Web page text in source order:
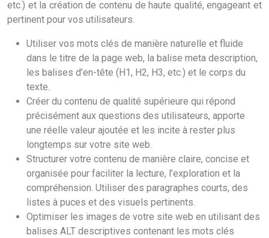
etc.) et la création de contenu de haute qualité, engageant et
pertinent pour vos utilisateurs.
Utiliser vos mots clés de manière naturelle et fluide
dans le titre de la page web, la balise meta description,
les balises d’en-tête (H1, H2, H3, etc.) et le corps du
texte.
Créer du contenu de qualité supérieure qui répond
précisément aux questions des utilisateurs, apporte
une réelle valeur ajoutée et les incite à rester plus
longtemps sur votre site web.
Structurer votre contenu de manière claire, concise et
organisée pour faciliter la lecture, l’exploration et la
compréhension. Utiliser des paragraphes courts, des
listes à puces et des visuels pertinents.
Optimiser les images de votre site web en utilisant des
balises ALT descriptives contenant les mots clés